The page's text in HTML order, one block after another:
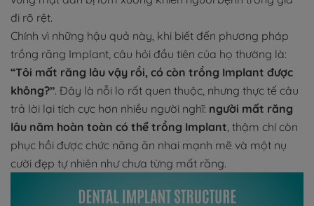
đi rõ rệt.
Chính vì những hậu quả này, khi biết đến phương pháp
trồng răng Implant, câu hỏi đầu tiên của họ thường là:
“Tôi mất răng lâu vậy rồi, có còn trồng Implant được
không?”. Đây là nỗi lo rất quen thuộc, nhưng thực tế câu
trả lời lại tích cực hơn nhiều người nghĩ: người mất răng
lâu năm hoàn toàn có thể trồng Implant, thậm chí còn
phục hồi được chức năng ăn nhai mạnh mẽ và một nụ
cười đẹp tự nhiên như chưa từng mất răng.